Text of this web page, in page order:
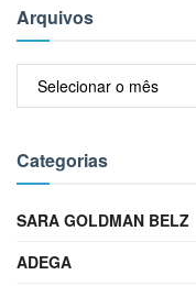
Arquivos
Arquivos
Categorias
SARA GOLDMAN BELZ
ADEGA